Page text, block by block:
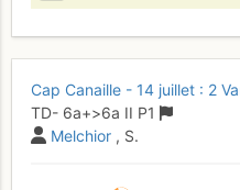
Cap Canaille - 14 juillet : 2
TD- 6a+>6a II P1
Melchior , S.